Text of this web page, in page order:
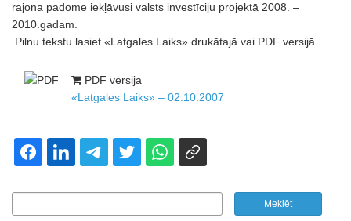
rajona padome iekļāvusi valsts investīciju projektā 2008. –
2010.gadam.
Pilnu tekstu lasiet «Latgales Laiks» drukātajā vai PDF versijā.
PDF versija
«Latgales Laiks» – 02.10.2007